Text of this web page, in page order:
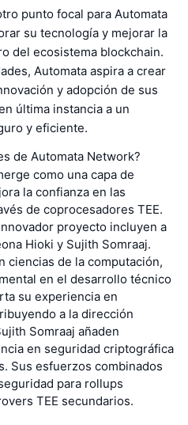
punto focal para Automata
su tecnología y mejorar la
del ecosistema blockchain.
Automata aspira a crear
y adopción de sus
última instancia a un
y eficiente.
de Automata Network?
como una capa de
la confianza en las
de coprocesadores TEE.
proyecto incluyen a
Hioki y Sujith Somraaj.
ciencias de la computación,
en el desarrollo técnico
su experiencia en
a la dirección
Somraaj añaden
en seguridad criptográfica
Sus esfuerzos combinados
para rollups
TEE secundarios.